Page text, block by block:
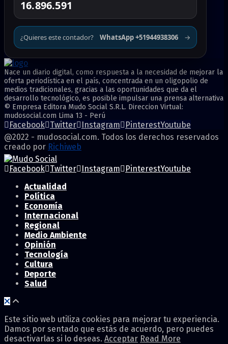
16.896.591
¿Quieres este contador? WhatsApp +51944938306 →
Nace un diario digital, como respuesta a la necesidad de mejorar la
oferta periodística en el país, concentrada en un oligopolio de
medios tradicionales, gracias a las oportunidades que da el
desarrollo tecnológico, es posible impulsar una prensa alternativa
© Empresa Editora Mudo Social S.R.L. Direccion Virtual:
mudosocial.com Lima 13 - Perú
Facebook Twitter Instagram PinterestYoutube
@2022 - mudosocial.com. Todos los derechos reservados
creado por Richiweb
Facebook Twitter Instagram PinterestYoutube
Actualidad
Política
Economía
Internacional
Regional
Medio Ambiente
Opinión
Tecnología
Cultura
Deporte
Salud
Este sitio web utiliza cookies para mejorar tu experiencia.
Damos por sentado que estás de acuerdo, pero puedes
desactivarlas si lo deseas. Acceptar Read More